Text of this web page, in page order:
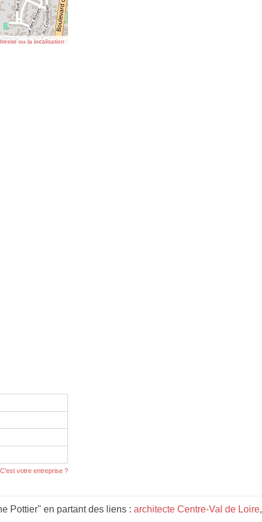
ou la localisation
C'est votre entreprise ?
Pottier" en partant des liens : architecte Centre-Val de Loire,